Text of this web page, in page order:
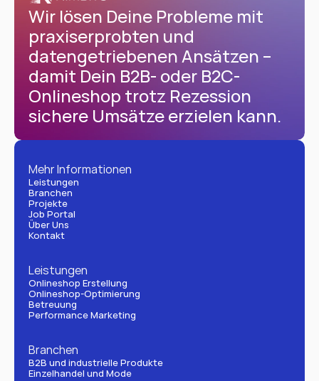
Wir lösen Deine Probleme mit
praxiserprobten und
datengetriebenen Ansätzen –
damit Dein B2B- oder B2C-
Onlineshop trotz Rezession
sichere Umsätze erzielen kann.
Mehr Informationen
Leistungen
Branchen
Projekte
Job Portal
Über Uns
Kontakt
Leistungen
Onlineshop Erstellung
Onlineshop-Optimierung
Betreuung
Performance Marketing
Branchen
B2B und industrielle Produkte
Einzelhandel und Mode